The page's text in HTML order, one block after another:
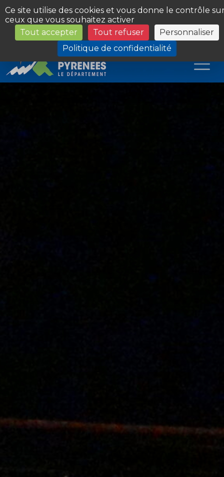
Panneau de gestion des cookies
Ce site utilise des cookies et vous donne le contrôle
ceux que vous souhaitez activer
Tout accepter
Tout refuser
Personnaliser
Politique de confidentialité
Les Sites du Département